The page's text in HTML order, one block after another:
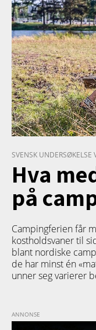
SVENSK UNDERSØKELSE
Hva
på
Campingferien får
kostholdsvaner til
blant nordiske
de har minst én
unner seg varierer